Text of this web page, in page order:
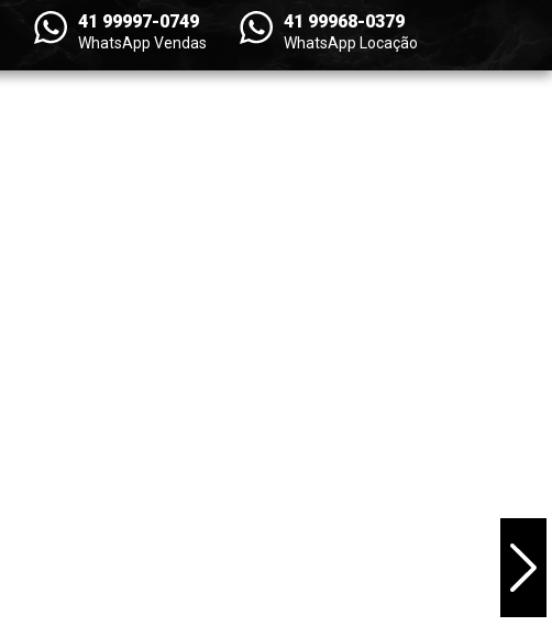
41 99997-0749
WhatsApp Vendas
41 99968-0379
WhatsApp Locação